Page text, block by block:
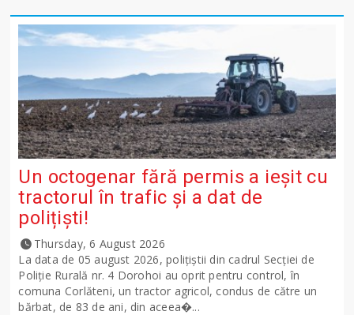
Un octogenar fără permis a ieșit cu
tractorul în trafic și a dat de
polițiști!
Thursday, 6 August 2026
La data de 05 august 2026, polițiștii din cadrul Secției de
Poliție Rurală nr. 4 Dorohoi au oprit pentru control, în
comuna Corlăteni, un tractor agricol, condus de către un
bărbat, de 83 de ani, din aceea�...